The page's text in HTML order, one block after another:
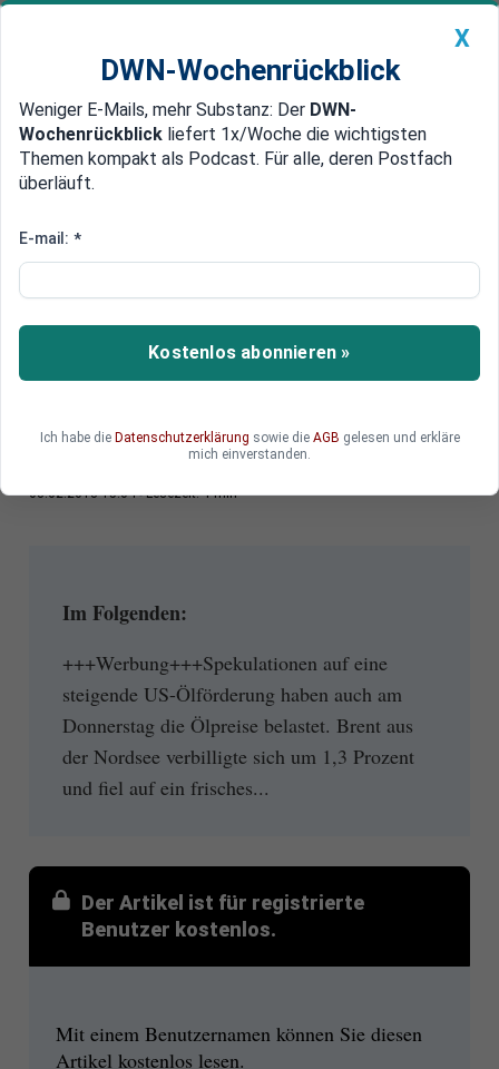
Newsticker MEIN DWN: Geldanlage Premium
Edelmetalle DWN-Magazin China
Höhere US-Produktion
Preis für Rohöl sinkt deutlich
Der Ölpreis in Dollar ist am Donnerstag deutlich
gesunken.
Deutsche Wirtschaftsnachrichten
08.02.2018 15:04 Lesezeit:1 min
Im Folgenden:
+++Werbung+++Spekulationen auf eine
steigende US-Ölförderung haben auch am
Donnerstag die Ölpreise belastet. Brent aus
der Nordsee verbilligte sich um 1,3 Prozent
und fiel auf ein frisches...
Der Artikel ist für registrierte
Benutzer kostenlos.
Mit einem Benutzernamen können Sie diesen
Artikel kostenlos lesen.
X
DWN-Wochenrückblick
Weniger E-Mails, mehr Substanz: Der DWN-
Wochenrückblick liefert 1x/Woche die wichtigsten
Themen kompakt als Podcast. Für alle, deren Postfach
überläuft.
E-mail: *
Kostenlos abonnieren »
Ich habe die Datenschutzerklärung sowie die AGB gelesen und erkläre
mich einverstanden.